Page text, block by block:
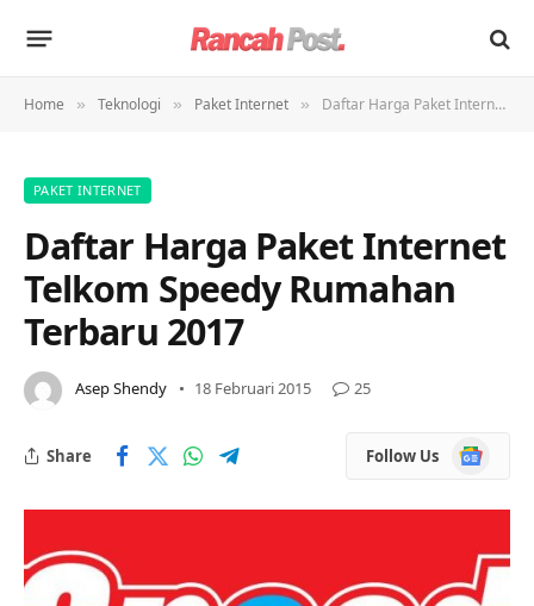
Home » Teknologi » Paket Internet » Daftar Harga Paket Internet Telkom Speedy Rumahan Terbaru 2017
PAKET INTERNET
Daftar Harga Paket Internet
Telkom Speedy Rumahan
Terbaru 2017
Asep Shendy 18 Februari 2015 25
Share Follow Us
Google
News